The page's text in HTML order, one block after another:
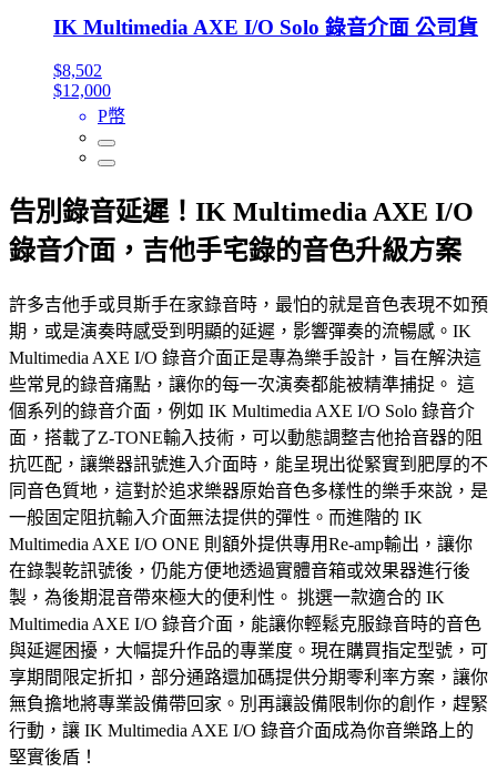
IK Multimedia AXE I/O Solo 錄音介面 公司貨
$8,502
$12,000
P幣
告別錄音延遲！IK Multimedia AXE I/O
錄音介面，吉他手宅錄的音色升級方案
許多吉他手或貝斯手在家錄音時，最怕的就是音色表現不如預
期，或是演奏時感受到明顯的延遲，影響彈奏的流暢感。IK
Multimedia AXE I/O 錄音介面正是專為樂手設計，旨在解決這
些常見的錄音痛點，讓你的每一次演奏都能被精準捕捉。 這
個系列的錄音介面，例如 IK Multimedia AXE I/O Solo 錄音介
面，搭載了Z-TONE輸入技術，可以動態調整吉他拾音器的阻
抗匹配，讓樂器訊號進入介面時，能呈現出從緊實到肥厚的不
同音色質地，這對於追求樂器原始音色多樣性的樂手來說，是
一般固定阻抗輸入介面無法提供的彈性。而進階的 IK
Multimedia AXE I/O ONE 則額外提供專用Re-amp輸出，讓你
在錄製乾訊號後，仍能方便地透過實體音箱或效果器進行後
製，為後期混音帶來極大的便利性。 挑選一款適合的 IK
Multimedia AXE I/O 錄音介面，能讓你輕鬆克服錄音時的音色
與延遲困擾，大幅提升作品的專業度。現在購買指定型號，可
享期間限定折扣，部分通路還加碼提供分期零利率方案，讓你
無負擔地將專業設備帶回家。別再讓設備限制你的創作，趕緊
行動，讓 IK Multimedia AXE I/O 錄音介面成為你音樂路上的
堅實後盾！